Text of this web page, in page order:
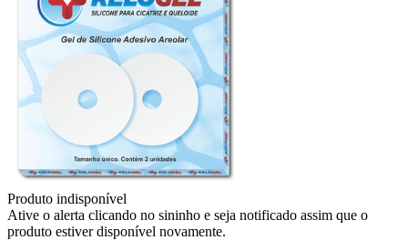
Produto indisponível
Ative o alerta clicando no sininho e seja notificado assim que o
produto estiver disponível novamente.